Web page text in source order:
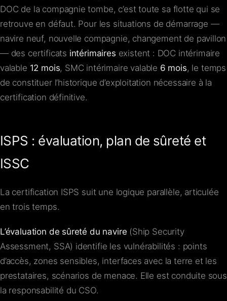
DOC de la compagnie tombe, c’est toute sa flotte qui se
retrouve en défaut. Pour les situations de démarrage —
navire neuf, nouvelle compagnie, changement de pavillon
— des certificats intérimaires existent : DOC intérimaire
valable 12 mois, SMC intérimaire valable 6 mois, le temps
de constituer l’historique d’exploitation nécessaire à la
certification définitive.
ISPS : évaluation, plan de sûreté et
ISSC
La certification ISPS suit une logique parallèle, articulée
en trois temps.
L’évaluation de sûreté du navire (Ship Security
Assessment, SSA) identifie les vulnérabilités : points
d’accès, zones sensibles, interfaces avec la terre et les
prestataires, scénarios de menace. Elle est conduite sous
la responsabilité du CSO.